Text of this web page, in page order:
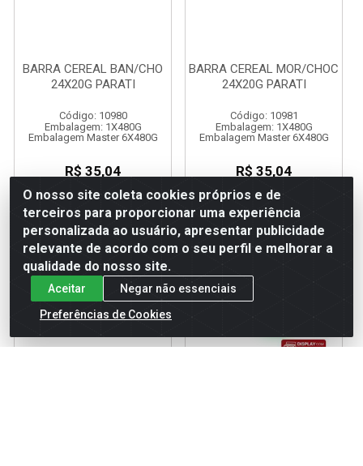
BARRA CEREAL BAN/CHO
24X20G PARATI
Código: 10980
Embalagem: 1X480G
Embalagem Master 6X480G
R$ 35,04
UN: R$ 1,46
Adicionar
BARRA CEREAL MOR/CHOC
24X20G PARATI
Código: 10981
Embalagem: 1X480G
Embalagem Master 6X480G
R$ 35,04
UN: R$ 1,46
Adicionar
O nosso site coleta cookies próprios e de
terceiros para proporcionar uma experiência
personalizada ao usuário, apresentar publicidade
relevante de acordo com o seu perfil e melhorar a
qualidade do nosso site.
Aceitar
Negar não essenciais
Preferências de Cookies